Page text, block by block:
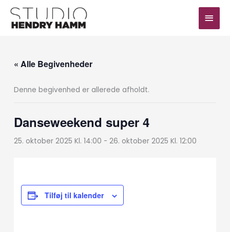
indholdet
« Alle Begivenheder
Denne begivenhed er allerede afholdt.
Danseweekend super 4
25. oktober 2025 Kl. 14:00 -26. oktober 2025 Kl. 12:00
Tilføj til kalender